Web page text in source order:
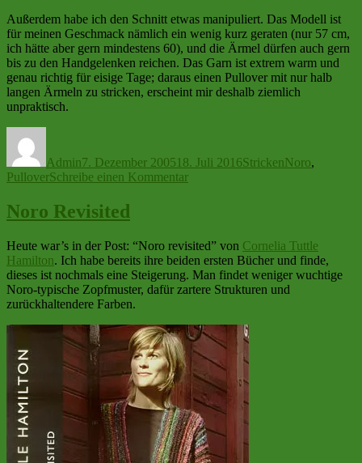
Außerdem habe ich den Schnitt etwas manipuliert. Das Modell ist
für meinen Geschmack nämlich ein wenig kurz geraten (nur 57 cm,
ich hätte aber gern mindestens 60), und die Ärmel dürfen auch gern
bis zu den Handgelenken reichen. Das Garn ist extrem warm und
genau richtig für eisige Tage; daraus einen Pullover mit nur halb
langen Ärmeln zu stricken, erscheint mir deshalb ziemlich
unpraktisch.
Admin7. Dezember 2005 18. Juli 2016StrickenNoro,
PulloverSchreibe einen Kommentarzu
Noro Revisited
Heute war’s in der Post: “Noro revisited” von Cornelia Tuttle
Hamilton. Ich habe bereits ihre beiden ersten Bücher und finde,
dieses ist nochmals eine Steigerung. Man findet weniger wuchtige
Noro-typische Zopfmuster, dafür zartere Strukturen und
zurückhaltendere Farben.